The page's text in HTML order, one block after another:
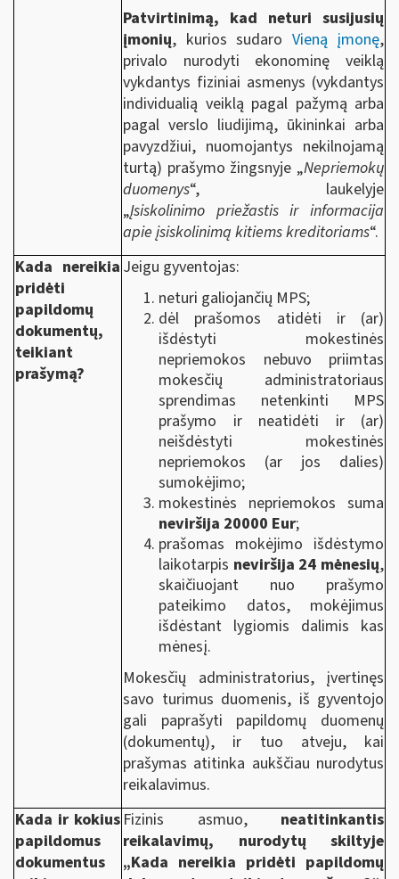
Patvirtinimą, kad neturi susijusių
įmonių, kurios sudaro Vieną įmonę,
privalo nurodyti ekonominę veiklą
vykdantys fiziniai asmenys (vykdantys
individualią veiklą pagal pažymą arba
pagal verslo liudijimą, ūkininkai arba
pavyzdžiui, nuomojantys nekilnojamą
turtą) prašymo žingsnyje „Nepriemokų
duomenys“, laukelyje
„Įsiskolinimo priežastis ir informacija
apie įsiskolinimą kitiems kreditoriams“.
Kada nereikia
pridėti
papildomų
dokumentų,
teikiant
prašymą?
Jeigu gyventojas:
neturi galiojančių MPS;
dėl prašomos atidėti ir (ar)
išdėstyti mokestinės
nepriemokos nebuvo priimtas
mokesčių administratoriaus
sprendimas netenkinti MPS
prašymo ir neatidėti ir (ar)
neišdėstyti mokestinės
nepriemokos (ar jos dalies)
sumokėjimo;
mokestinės nepriemokos suma
neviršija 20000 Eur;
prašomas mokėjimo išdėstymo
laikotarpis neviršija 24 mėnesių,
skaičiuojant nuo prašymo
pateikimo datos, mokėjimus
išdėstant lygiomis dalimis kas
mėnesį.
Mokesčių administratorius, įvertinęs
savo turimus duomenis, iš gyventojo
gali paprašyti papildomų duomenų
(dokumentų), ir tuo atveju, kai
prašymas atitinka aukščiau nurodytus
reikalavimus.
Kada ir kokius
papildomus
dokumentus
Fizinis asmuo, neatitinkantis
reikalavimų, nurodytų skiltyje
„Kada nereikia pridėti papildomų